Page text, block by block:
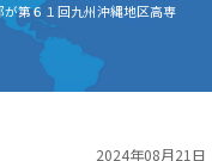
が第６１回九州沖縄地区高専
2024年08月21日